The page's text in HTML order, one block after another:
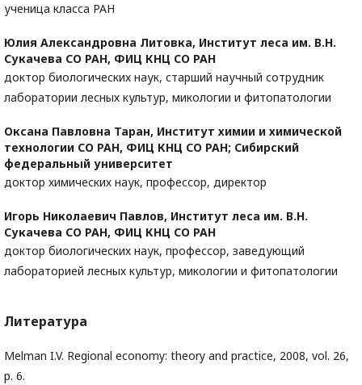
ученица класса РАН
Юлия Александровна Литовка, Институт леса им. В.Н.
Сукачева СО РАН, ФИЦ КНЦ СО РАН
доктор биологических наук, старший научный сотрудник
лаборатории лесных культур, микологии и фитопатологии
Оксана Павловна Таран, Институт химии и химической
технологии СО РАН, ФИЦ КНЦ СО РАН; Сибирский
федеральный университет
доктор химических наук, профессор, директор
Игорь Николаевич Павлов, Институт леса им. В.Н.
Сукачева СО РАН, ФИЦ КНЦ СО РАН
доктор биологических наук, профессор, заведующий
лабораторией лесных культур, микологии и фитопатологии
Литература
Melman I.V. Regional economy: theory and practice, 2008, vol. 26,
p. 6.